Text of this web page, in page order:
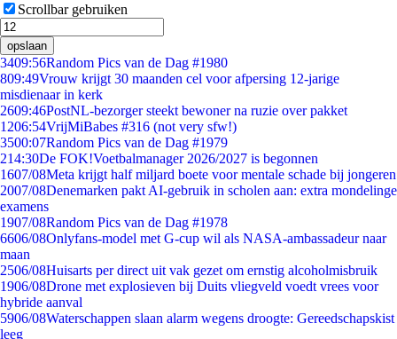
Scrollbar gebruiken
opslaan
3409:56Random Pics van de Dag #1980
809:49Vrouw krijgt 30 maanden cel voor afpersing 12-jarige
misdienaar in kerk
2609:46PostNL-bezorger steekt bewoner na ruzie over pakket
1206:54VrijMiBabes #316 (not very sfw!)
3500:07Random Pics van de Dag #1979
214:30De FOK!Voetbalmanager 2026/2027 is begonnen
1607/08Meta krijgt half miljard boete voor mentale schade bij jongeren
2007/08Denemarken pakt AI-gebruik in scholen aan: extra mondelinge
examens
1907/08Random Pics van de Dag #1978
6606/08Onlyfans-model met G-cup wil als NASA-ambassadeur naar
maan
2506/08Huisarts per direct uit vak gezet om ernstig alcoholmisbruik
1906/08Drone met explosieven bij Duits vliegveld voedt vrees voor
hybride aanval
5906/08Waterschappen slaan alarm wegens droogte: Gereedschapskist
leeg